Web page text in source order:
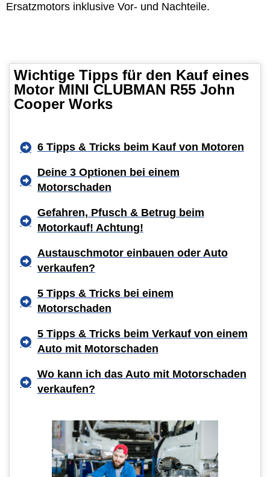
Ersatzmotors inklusive Vor- und Nachteile.
Wichtige Tipps für den Kauf eines
Motor MINI CLUBMAN R55 John
Cooper Works
6 Tipps & Tricks beim Kauf von Motoren
Deine 3 Optionen bei einem
Motorschaden
Gefahren, Pfusch & Betrug beim
Motorkauf! Achtung!
Austauschmotor einbauen oder Auto
verkaufen?
5 Tipps & Tricks bei einem
Motorschaden
5 Tipps & Tricks beim Verkauf von einem
Auto mit Motorschaden
Wo kann ich das Auto mit Motorschaden
verkaufen?